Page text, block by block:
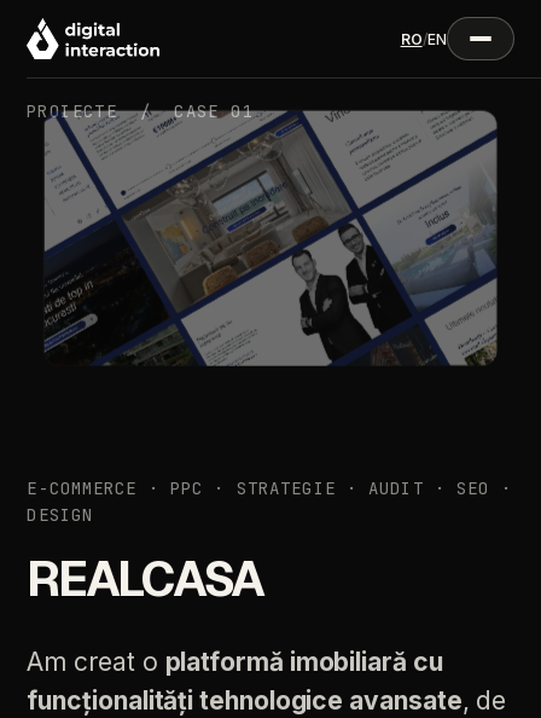
RO/EN
PROIECTE /CASE 01
E-COMMERCE · PPC · STRATEGIE · AUDIT · SEO ·
DESIGN
REALCASA
Am creat o platformă imobiliară cu
funcționalități tehnologice avansate, de